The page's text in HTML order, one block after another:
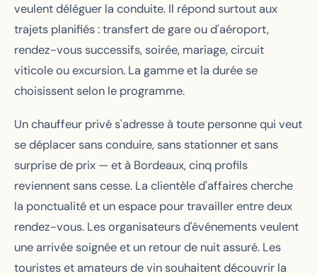
veulent déléguer la conduite. Il répond surtout aux
trajets planifiés : transfert de gare ou d'aéroport,
rendez-vous successifs, soirée, mariage, circuit
viticole ou excursion. La gamme et la durée se
choisissent selon le programme.
Un chauffeur privé s'adresse à toute personne qui veut
se déplacer sans conduire, sans stationner et sans
surprise de prix — et à Bordeaux, cinq profils
reviennent sans cesse. La clientèle d'affaires cherche
la ponctualité et un espace pour travailler entre deux
rendez-vous. Les organisateurs d'événements veulent
une arrivée soignée et un retour de nuit assuré. Les
touristes et amateurs de vin souhaitent découvrir la